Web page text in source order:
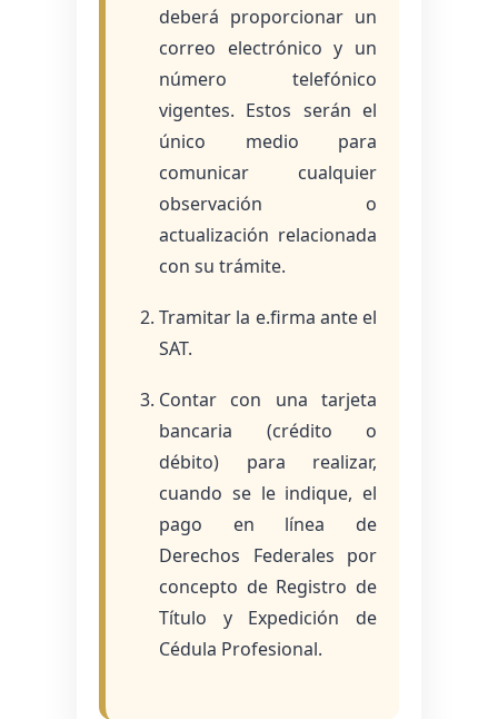
deberá proporcionar un
correo electrónico y un
número telefónico
vigentes. Estos serán el
único medio para
comunicar cualquier
observación o
actualización relacionada
con su trámite.
Tramitar la e.firma ante el
SAT.
Contar con una tarjeta
bancaria (crédito o
débito) para realizar,
cuando se le indique, el
pago en línea de
Derechos Federales por
concepto de Registro de
Título y Expedición de
Cédula Profesional.